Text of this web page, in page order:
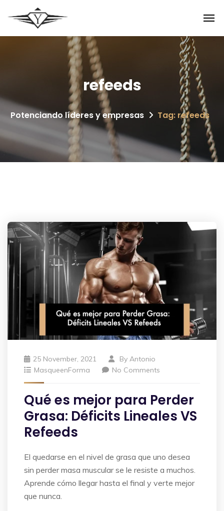
refeeds
Potenciando líderes y empresas Tag: refeeds
25 November, 2021 By Antonio
MasqueenForma
No Comments
Qué es mejor para Perder
Grasa: Déficits Lineales VS
Refeeds
El quedarse en el nivel de grasa que uno desea
sin perder masa muscular se le resiste a muchos.
Aprende cómo llegar hasta el final y verte mejor
que nunca.